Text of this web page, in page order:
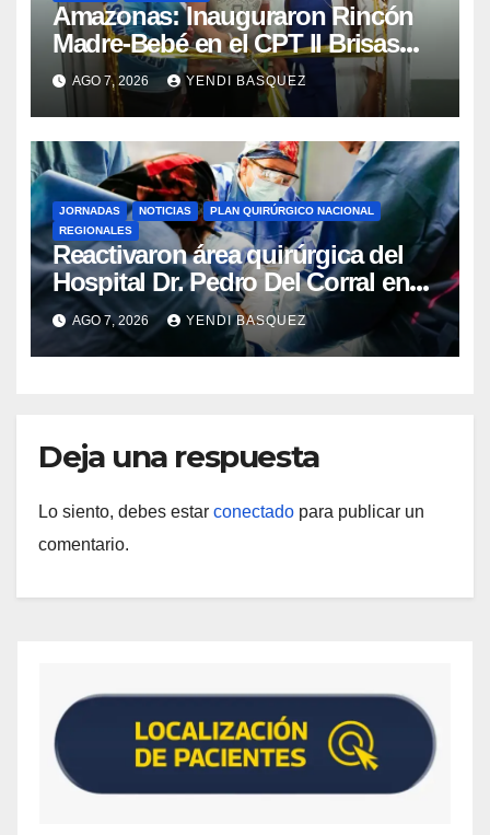
​Amazonas: Inauguraron Rincón
Madre-Bebé en el CPT II Brisas
del Aeropuerto ​Inauguraron
Rincón
AGO 7, 2026 YENDI BASQUEZ
JORNADAS NOTICIAS
PLAN QUIRÚRGICO NACIONAL
REGIONALES
Reactivaron área quirúrgica del
Hospital Dr. Pedro Del Corral en
Guárico
AGO 7, 2026 YENDI BASQUEZ
Deja una respuesta
Lo siento, debes estar conectado para publicar un
comentario.